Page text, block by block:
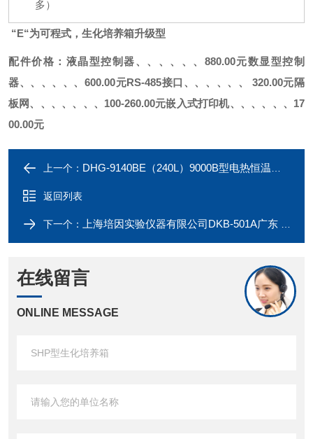
多）
“E“为可程式，生化培养箱升级型
配件价格： 液晶型控制器、、、、、、880.00元数显型控制
器、、、、、、600.00元RS-485接口、、、、、、 320.00元隔
板网、、、、、、、100-260.00元嵌入式打印机、、、、、、17
00.00元
上一个： DHG-9140BE（240L）9000B型电热恒温鼓风干燥箱
返回列表
下一个： 上海培因实验仪器有限公司DKB-501A广东 超级恒温循环水槽
在线留言
ONLINE MESSAGE